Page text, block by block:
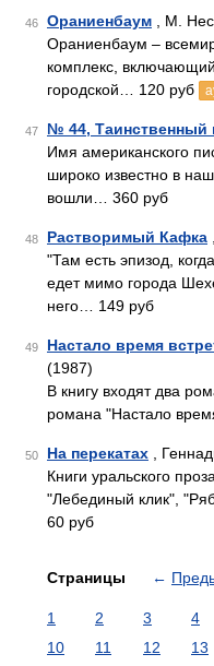
46 Ораниенбаум , М.
Ораниенбаум –
комплекс,
городской… 120 руб
47 № 44, Таинственный
Имя американского
широко известно в
вошли… 360 руб
48 Растворимый Кафка
"Там есть эпизод,
едет мимо города
него… 149 руб
49 Настало время
(1987)
В книгу входят два
романа "Настало
50 На перекатах ,
Книги уральского
"Лебединый клик",
60 руб
Страницы ←
1 2 3 4
10
11 12 13